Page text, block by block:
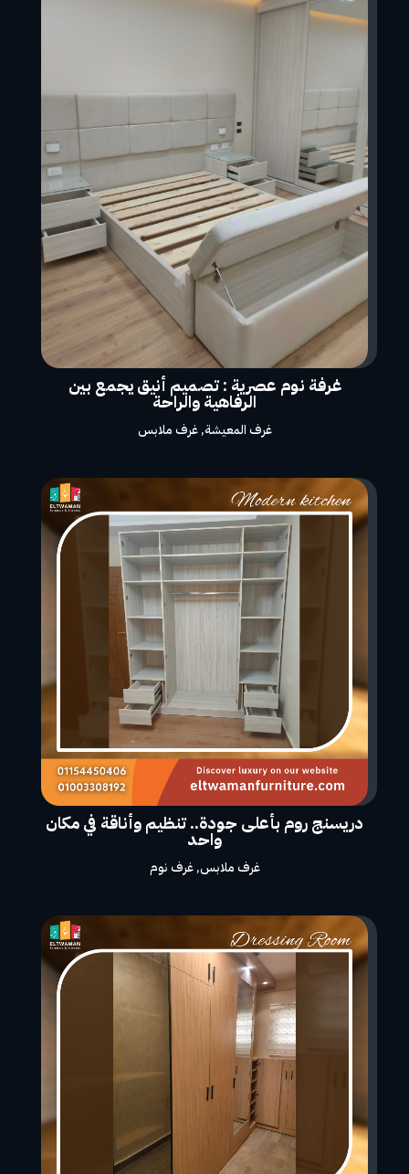
غرفة نوم عصرية : تصميم أنيق يجمع بين
الرفاهية والراحة
غرف المعيشة,غرف ملابس
دريسنج روم بأعلى جودة.. تنظيم وأناقة في مكان
واحد
غرف ملابس,غرف نوم